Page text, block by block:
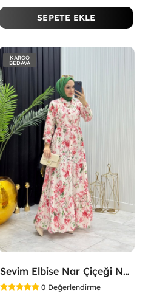
SEPETE EKLE
KARGO
BEDAVA
Sevim Elbise Nar Çiçeği Nar Çiçeği
0 Değerlendirme